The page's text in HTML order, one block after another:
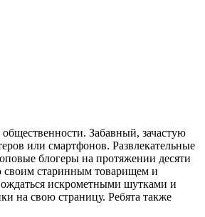
Забавный, зачастую
или смартфонов. Развлекательные
блогеры на протяжении десяти
своим старинным товарищем и
искрометными шутками и
на свою страницу. Ребята также